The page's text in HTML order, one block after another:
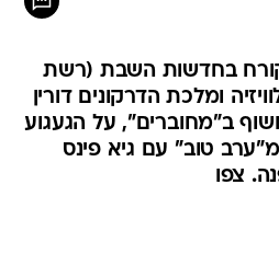
קורח בחדשות השבת (רשת
ומלכת הדרקונים דורין
ב"מחוברים", על הגעגוע
טוב" עם גיא פינס
צפו